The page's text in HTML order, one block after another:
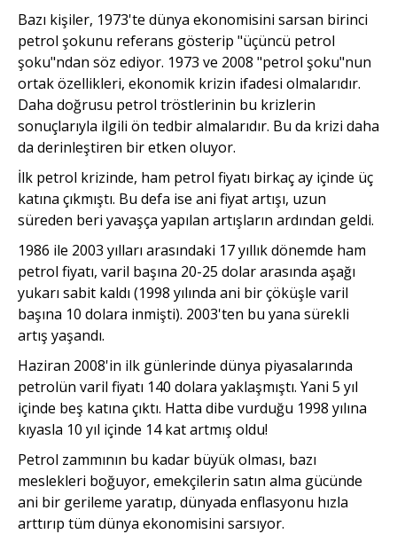
Bazı kişiler, 1973'te dünya ekonomisini sarsan birinci
petrol şokunu referans gösterip "üçüncü petrol
şoku"ndan söz ediyor. 1973 ve 2008 "petrol şoku"nun
ortak özellikleri, ekonomik krizin ifadesi olmalarıdır.
Daha doğrusu petrol tröstlerinin bu krizlerin
sonuçlarıyla ilgili ön tedbir almalarıdır. Bu da krizi daha
da derinleştiren bir etken oluyor.
İlk petrol krizinde, ham petrol fiyatı birkaç ay içinde üç
katına çıkmıştı. Bu defa ise ani fiyat artışı, uzun
süreden beri yavaşça yapılan artışların ardından geldi.
1986 ile 2003 yılları arasındaki 17 yıllık dönemde ham
petrol fiyatı, varil başına 20-25 dolar arasında aşağı
yukarı sabit kaldı (1998 yılında ani bir çöküşle varil
başına 10 dolara inmişti). 2003'ten bu yana sürekli
artış yaşandı.
Haziran 2008'in ilk günlerinde dünya piyasalarında
petrolün varil fiyatı 140 dolara yaklaşmıştı. Yani 5 yıl
içinde beş katına çıktı. Hatta dibe vurduğu 1998 yılına
kıyasla 10 yıl içinde 14 kat artmış oldu!
Petrol zammının bu kadar büyük olması, bazı
meslekleri boğuyor, emekçilerin satın alma gücünde
ani bir gerileme yaratıp, dünyada enflasyonu hızla
arttırıp tüm dünya ekonomisini sarsıyor.